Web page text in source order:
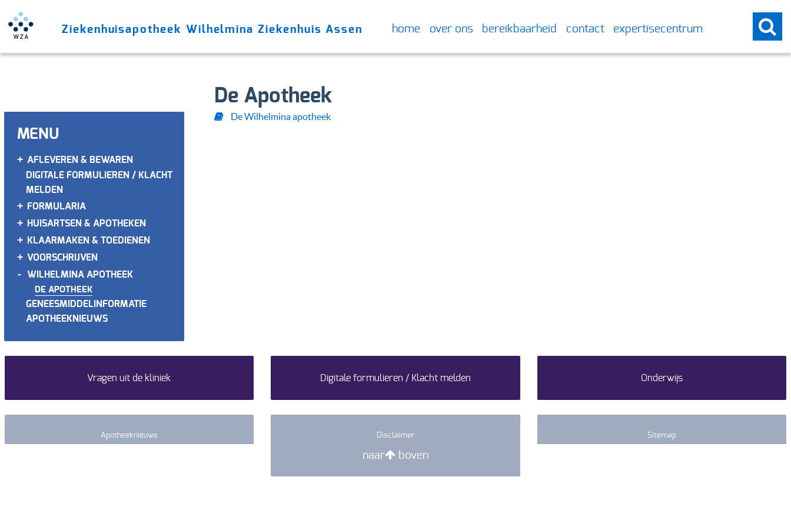
Ziekenhuisapotheek Wilhelmina Ziekenhuis Assen home over ons bereikbaarheid contact expertisecentrum
De Apotheek
De Wilhelmina apotheek
MENU
+ AFLEVEREN & BEWAREN
DIGITALE FORMULIEREN / KLACHT
MELDEN
+ FORMULARIA
+ HUISARTSEN & APOTHEKEN
+ KLAARMAKEN & TOEDIENEN
+ VOORSCHRIJVEN
- WILHELMINA APOTHEEK
DE APOTHEEK
GENEESMIDDELINFORMATIE
APOTHEEKNIEUWS
Vragen uit de kliniek Digitale formulieren / Klacht melden Onderwijs
Apotheeknieuws Disclaimer Sitemap
naar boven